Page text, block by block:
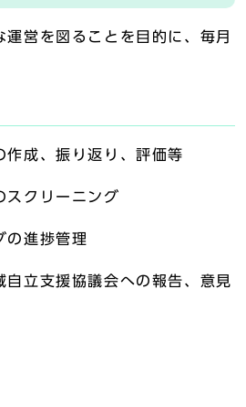
営を図ることを目的に、毎月
、振り返り、評価等
リーニング
進捗管理
支援協議会への報告、意見